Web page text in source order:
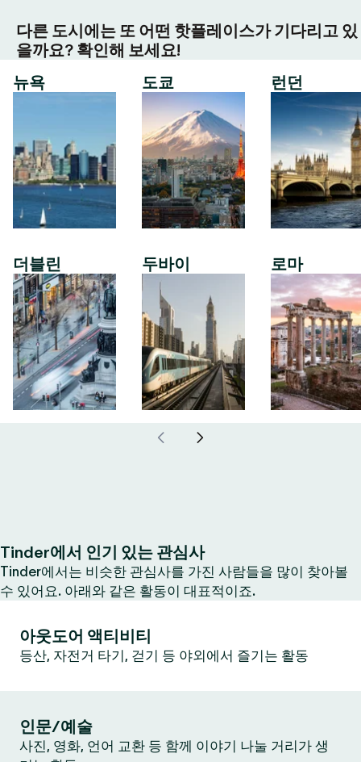
다른 도시에는 또 어떤 핫플레이스가 기다리고 있
을까요? 확인해 보세요!
뉴욕
더블린
도쿄
두바이
런던
로마
Tinder에서 인기 있는 관심사
Tinder에서는 비슷한 관심사를 가진 사람들을 많이 찾아볼
수 있어요. 아래와 같은 활동이 대표적이죠.
아웃도어 액티비티
등산, 자전거 타기, 걷기 등 야외에서 즐기는 활동
인문/예술
사진, 영화, 언어 교환 등 함께 이야기 나눌 거리가 생